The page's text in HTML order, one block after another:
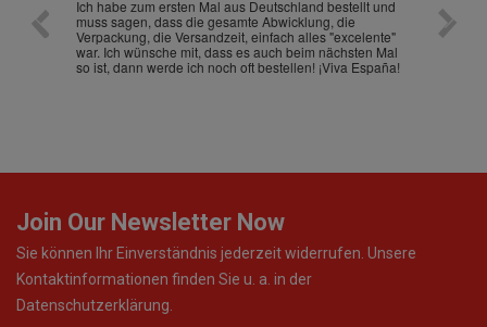
Ich habe zum ersten Mal aus Deutschland bestellt und
muss sagen, dass die gesamte Abwicklung, die
Verpackung, die Versandzeit, einfach alles "excelente"
war. Ich wünsche mit, dass es auch beim nächsten Mal
so ist, dann werde ich noch oft bestellen! ¡Viva España!
Die
gut
ist
Join Our Newsletter Now
Sie können Ihr Einverständnis jederzeit widerrufen. Unsere
Kontaktinformationen finden Sie u. a. in der
Datenschutzerklärung.